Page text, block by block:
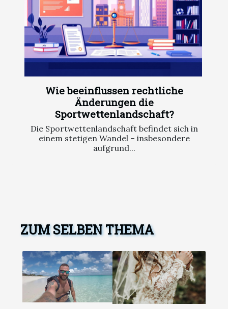
Wie beeinflussen rechtliche
Änderungen die
Sportwettenlandschaft?
Die Sportwettenlandschaft befindet sich in
einem stetigen Wandel – insbesondere
aufgrund...
ZUM SELBEN THEMA